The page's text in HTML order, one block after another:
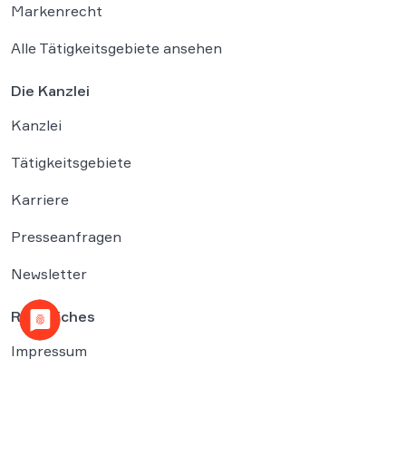
Markenrecht
Alle Tätigkeitsgebiete ansehen
Die Kanzlei
Kanzlei
Tätigkeitsgebiete
Karriere
Presseanfragen
Newsletter
Rechtliches
Impressum